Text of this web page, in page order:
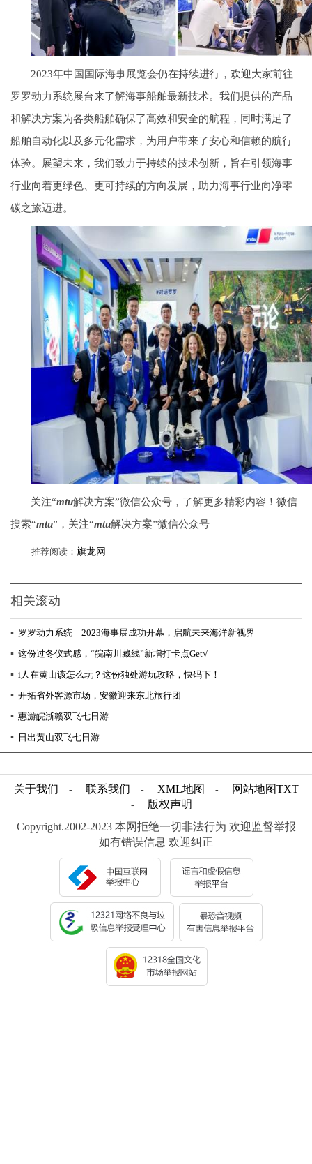
2023年中国国际海事展览会仍在持续进行，欢迎大家前往
罗罗动力系统展台来了解海事船舶最新技术。我们提供的产品
和解决方案为各类船舶确保了高效和安全的航程，同时满足了
船舶自动化以及多元化需求，为用户带来了安心和信赖的航行
体验。展望未来，我们致力于持续的技术创新，旨在引领海事
行业向着更绿色、更可持续的方向发展，助力海事行业向净零
碳之旅迈进。
关注“mtu解决方案”微信公众号，了解更多精彩内容！微信
搜索“mtu”，关注“mtu解决方案”微信公众号
推荐阅读： 旗龙网
相关滚动
▪ 罗罗动力系统｜2023海事展成功开幕，启航未来海洋新视界
▪ 这份过冬仪式感，“皖南川藏线”新增打卡点Get√
▪ i人在黄山该怎么玩？这份独处游玩攻略，快码下！
▪ 开拓省外客源市场，安徽迎来东北旅行团
▪ 惠游皖浙赣双飞七日游
▪ 日出黄山双飞七日游
关于我们 - 联系我们 - XML地图 - 网站地图TXT
-
版权声明
Copyright.2002-2023 本网拒绝一切非法行为 欢迎监督举报
如有错误信息 欢迎纠正